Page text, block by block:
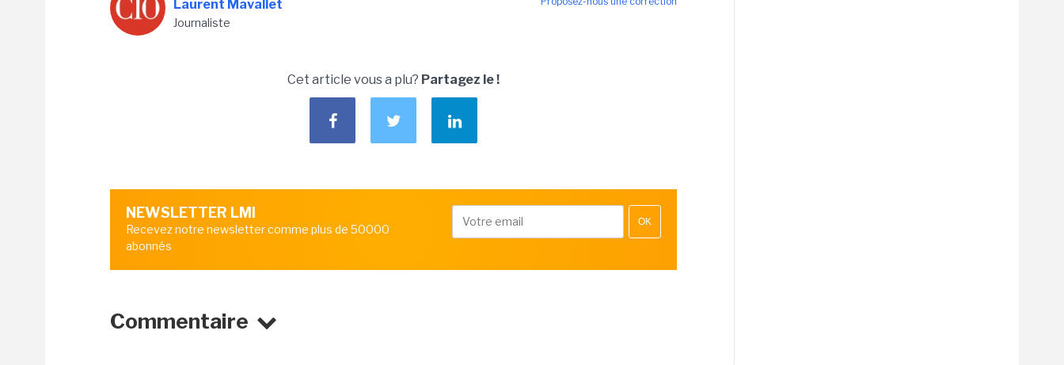
Laurent Mavallet
Journaliste
Cet article vous a plu? Partagez le !
NEWSLETTER LMI
Recevez notre newsletter comme plus de 50000
abonnés
OK
Commentaire